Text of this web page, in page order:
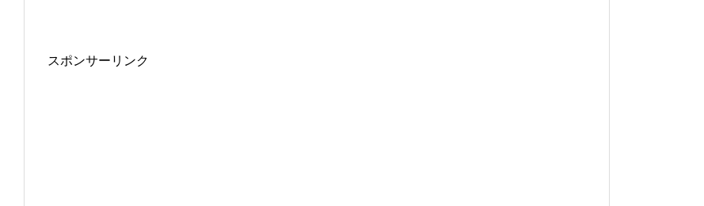
スポンサーリンク